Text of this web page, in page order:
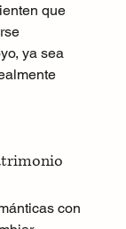
que
ya sea
con